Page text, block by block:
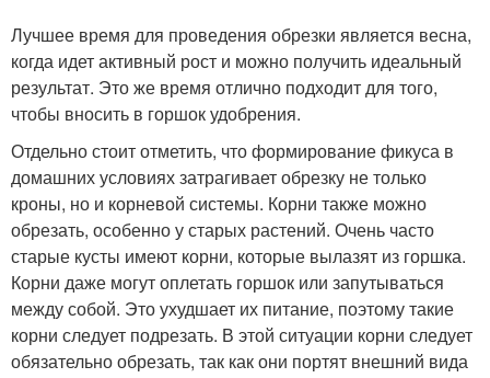
Лучшее время для проведения обрезки является весна,
когда идет активный рост и можно получить идеальный
результат. Это же время отлично подходит для того,
чтобы вносить в горшок удобрения.
Отдельно стоит отметить, что формирование фикуса в
домашних условиях затрагивает обрезку не только
кроны, но и корневой системы. Корни также можно
обрезать, особенно у старых растений. Очень часто
старые кусты имеют корни, которые вылазят из горшка.
Корни даже могут оплетать горшок или запутываться
между собой. Это ухудшает их питание, поэтому такие
корни следует подрезать. В этой ситуации корни следует
обязательно обрезать, так как они портят внешний вида